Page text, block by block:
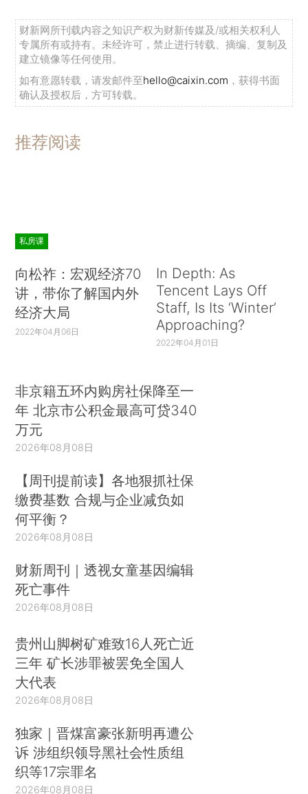
财新网所刊载内容之知识产权为财新传媒及/或相关权利人
专属所有或持有。未经许可，禁止进行转载、摘编、复制及
建立镜像等任何使用。
如有意愿转载，请发邮件至hello@caixin.com ，获得书面
确认及授权后，方可转载。
推荐阅读
私房课
向松祚：宏观经济70
讲，带你了解国内外
经济大局
2022年04月06日
In Depth: As
Tencent Lays Off
Staff, Is Its ‘Winter’
Approaching?
2022年04月01日
非京籍五环内购房社保降至一
年 北京市公积金最高可贷340
万元
2026年08月08日
【周刊提前读】各地狠抓社保
缴费基数 合规与企业减负如
何平衡？
2026年08月08日
财新周刊｜透视女童基因编辑
死亡事件
2026年08月08日
贵州山脚树矿难致16人死亡近
三年 矿长涉罪被罢免全国人
大代表
2026年08月08日
独家｜晋煤富豪张新明再遭公
诉 涉组织领导黑社会性质组
织等17宗罪名
2026年08月08日